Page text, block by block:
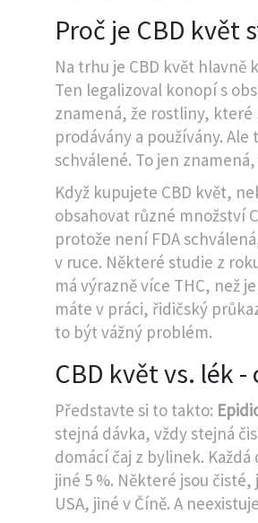
Proč je CBD květ
Na trhu je CBD květ hlavně
Ten legalizoval konopí s
znamená, že rostliny,
prodávány a používány.
schválené. To jen
Když kupujete CBD květ,
obsahovat různé množství
protože není FDA
v ruce. Některé studie z
má výrazně více THC, než
máte v práci, řidičský
to být vážný problém.
CBD květ vs. lék -
Představte si to takto:
stejná dávka, vždy stejná
domácí čaj z bylinek. Každá
jiné 5 %. Některé jsou
USA, jiné v Číně. A